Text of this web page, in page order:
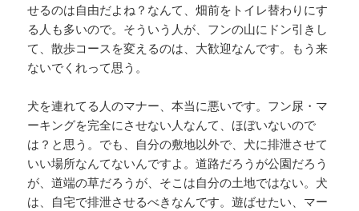
せるのは自由だよね？なんて、畑前をトイレ替わりにす
る人も多いので。そういう人が、フンの山にドン引きし
て、散歩コースを変えるのは、大歓迎なんです。もう来
ないでくれって思う。
犬を連れてる人のマナー、本当に悪いです。フン尿・マ
ーキングを完全にさせない人なんて、ほぼいないので
は？と思う。でも、自分の敷地以外で、犬に排泄させて
いい場所なんてないんですよ。道路だろうが公園だろう
が、道端の草だろうが、そこは自分の土地ではない。犬
は、自宅で排泄させるべきなんです。遊ばせたい、マー